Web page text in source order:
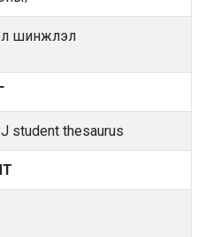
шинжлэл
student thesaurus